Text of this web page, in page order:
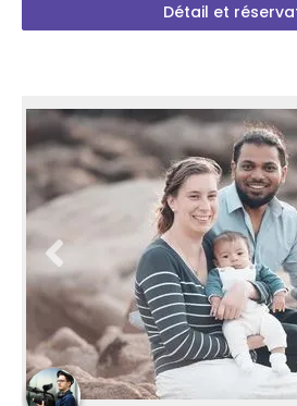
Détail et